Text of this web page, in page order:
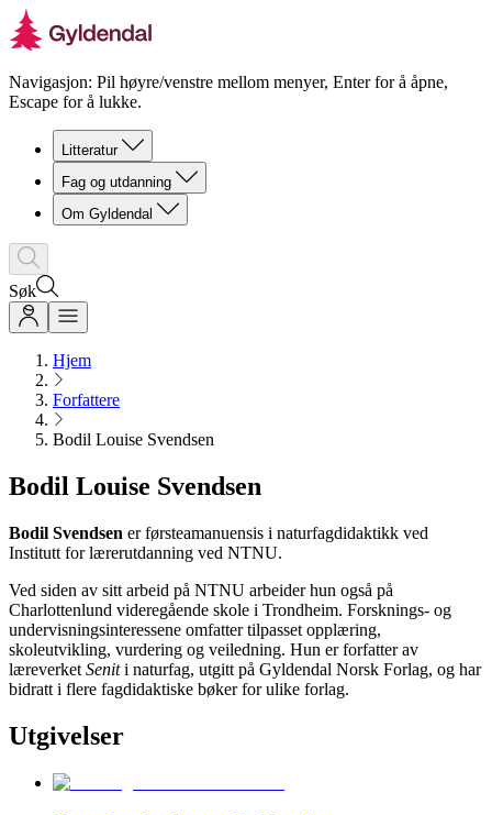
Navigasjon: Pil høyre/venstre mellom menyer, Enter for å åpne,
Escape for å lukke.
Litteratur
Fag og utdanning
Om Gyldendal
Søk
Hjem
Forfattere
Bodil Louise Svendsen
Bodil Louise Svendsen
Bodil Svendsen er førsteamanuensis i naturfagdidaktikk ved
Institutt for lærerutdanning ved NTNU.
Ved siden av sitt arbeid på NTNU arbeider hun også på
Charlottenlund videregående skole i Trondheim. Forsknings- og
undervisningsinteressene omfatter tilpasset opplæring,
skoleutvikling, vurdering og veiledning. Hun er forfatter av
læreverket Seniti naturfag, utgitt på Gyldendal Norsk Forlag, og har
bidratt i flere fagdidaktiske bøker for ulike forlag.
Utgivelser